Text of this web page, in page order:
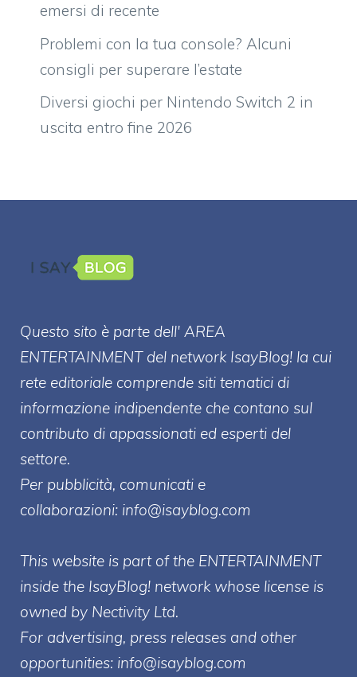
emersi di recente
Problemi con la tua console? Alcuni
consigli per superare l’estate
Diversi giochi per Nintendo Switch 2 in
uscita entro fine 2026
Questo sito è parte dell' AREA
ENTERTAINMENT del network IsayBlog! la cui
rete editoriale comprende siti tematici di
informazione indipendente che contano sul
contributo di appassionati ed esperti del
settore.
Per pubblicità, comunicati e
collaborazioni: info@isayblog.com
This website is part of the ENTERTAINMENT
inside the IsayBlog! network whose license is
owned by Nectivity Ltd.
For advertising, press releases and other
opportunities: info@isayblog.com